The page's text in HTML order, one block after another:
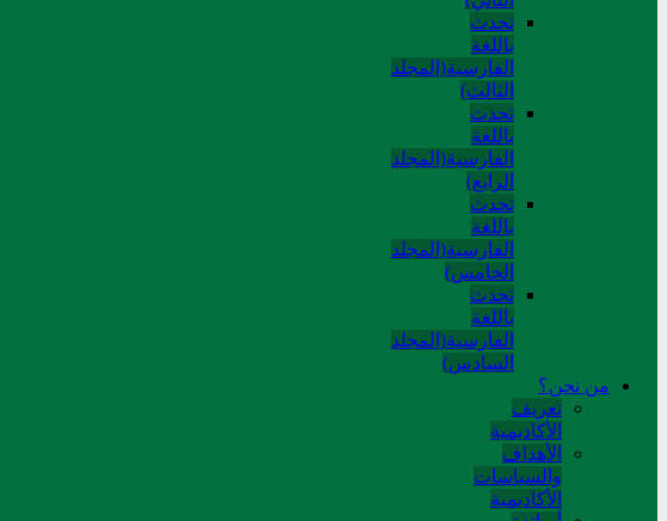
تحدث
باللغة
الفارسية(المجلد
الثالث)
تحدث
باللغة
الفارسية(المجلد
الرابع)
تحدث
باللغة
الفارسية(المجلد
الخامس)
تحدث
باللغة
الفارسية(المجلد
السادس)
من نحن؟
تعريف
الأكاديمية
الأهداف
والسياسات
الأكاديمية